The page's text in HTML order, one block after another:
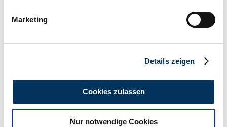
bestimmten Merkmalen (Fingerprinting) identifizieren
Erfahren Sie mehr darüber, wie Ihre persönlichen Daten
analysieren. Außerdem geben wir Informationen zu Ihrer
Verwendung unserer Website an unsere Partner für
Marketing
Details zeigen
Cookies zulassen
Nur notwendige Cookies